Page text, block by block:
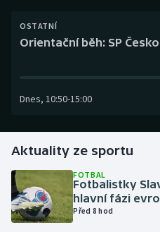
Dostihy
Gymnastika
Házená
Jezdectví
OSTATNÍ
Orientační běh: SP
Dnes, 10:50-15:00
Aktuality ze sportu
FOTBAL
Fotbalistky
hlavní fázi
Před 8 hod